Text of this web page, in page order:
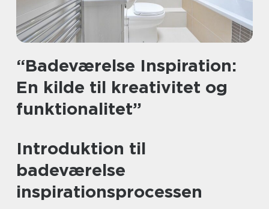
“Badeværelse Inspiration:
En kilde til kreativitet og
funktionalitet”
Introduktion til
badeværelse
inspirationsprocessen